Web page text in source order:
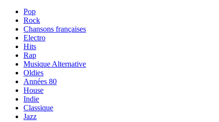
Pop
Rock
Chansons françaises
Electro
Hits
Rap
Musique Alternative
Oldies
Années 80
House
Indie
Classique
Jazz